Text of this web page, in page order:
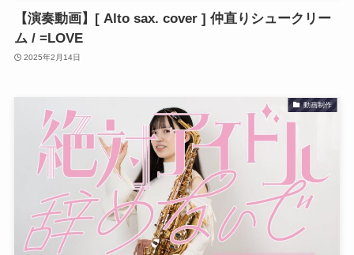
【演奏動画】[ Alto sax. cover ] 仲直りシュークリー
ム / =LOVE
2025年2月14日
動画制作